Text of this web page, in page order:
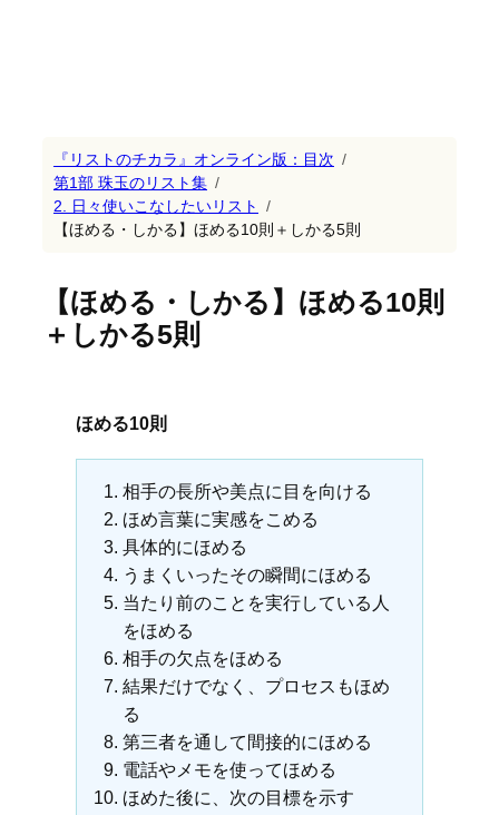
『リストのチカラ』オンライン版：目次
第1部 珠玉のリスト集
2. 日々使いこなしたいリスト
【ほめる・しかる】ほめる10則＋しかる5則
【ほめる・しかる】ほめる10則
＋しかる5則
ほめる10則
相手の長所や美点に目を向ける
ほめ言葉に実感をこめる
具体的にほめる
うまくいったその瞬間にほめる
当たり前のことを実行している人
をほめる
相手の欠点をほめる
結果だけでなく、プロセスもほめ
る
第三者を通して間接的にほめる
電話やメモを使ってほめる
ほめた後に、次の目標を示す